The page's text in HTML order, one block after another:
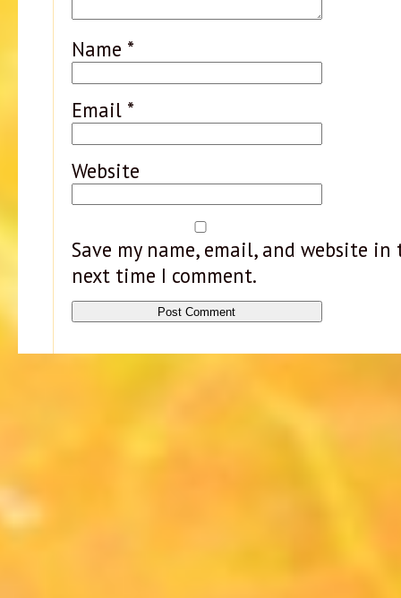
Name *
Email *
Website
Save my name, email, and website
next time I comment.